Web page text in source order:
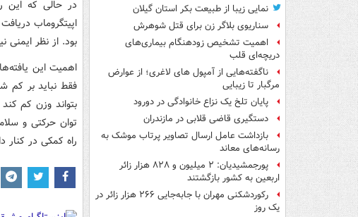
نمایی زیبا از طبیعت بکر استان گیلان
سناریوی بلاگر زن برای قتل شوهرش
اهمیت تشخیص زودهنگام بیماری‌های
دریچه‌ای قلب
ناگفته‌هایی از آمپول های لاغری؛ از عوارض
مرگبار تا زیبایی
پایان تلخ یک نزاع خانوادگی در دورود
دستگیری قاضی قلابی در مازندران
بازداشت عامل ارسال تصاویر پرتاب موشک به
رسانه‌های معاند
پورجمشیدیان: ۲ میلیون و ۸۲۸ هزار زائر
اربعین به کشور بازگشتند
رکوردشکنی مهران با جابه‌جایی ۲۶۶ هزار زائر در
یک روز
اپیتگروماب
بود. از نظر
فقط نباید بر کم
بتواند وزن کم
توان حرکتی و
راه کمکی در کنار